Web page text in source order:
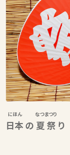
日本
にほん
の 夏祭
なつまつり
り